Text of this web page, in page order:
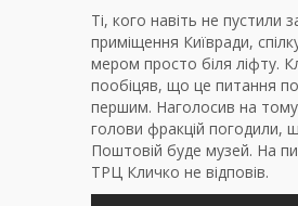
Ті, кого навіть не пустили
приміщення Київради,
мером просто біля ліфту.
пообіцяв, що це питання
першим. Наголосив на
голови фракцій погодили,
Поштовій буде музей. На
ТРЦ Кличко не відповів.